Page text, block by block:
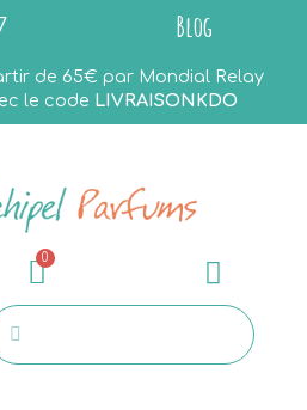
Blog
de 65€ par Mondial Relay
le code LIVRAISONKDO